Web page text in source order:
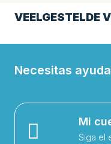
VEELGESTELDE
Necesitas
Mi
Siga el